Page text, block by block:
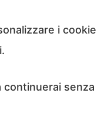
i cookie
senza